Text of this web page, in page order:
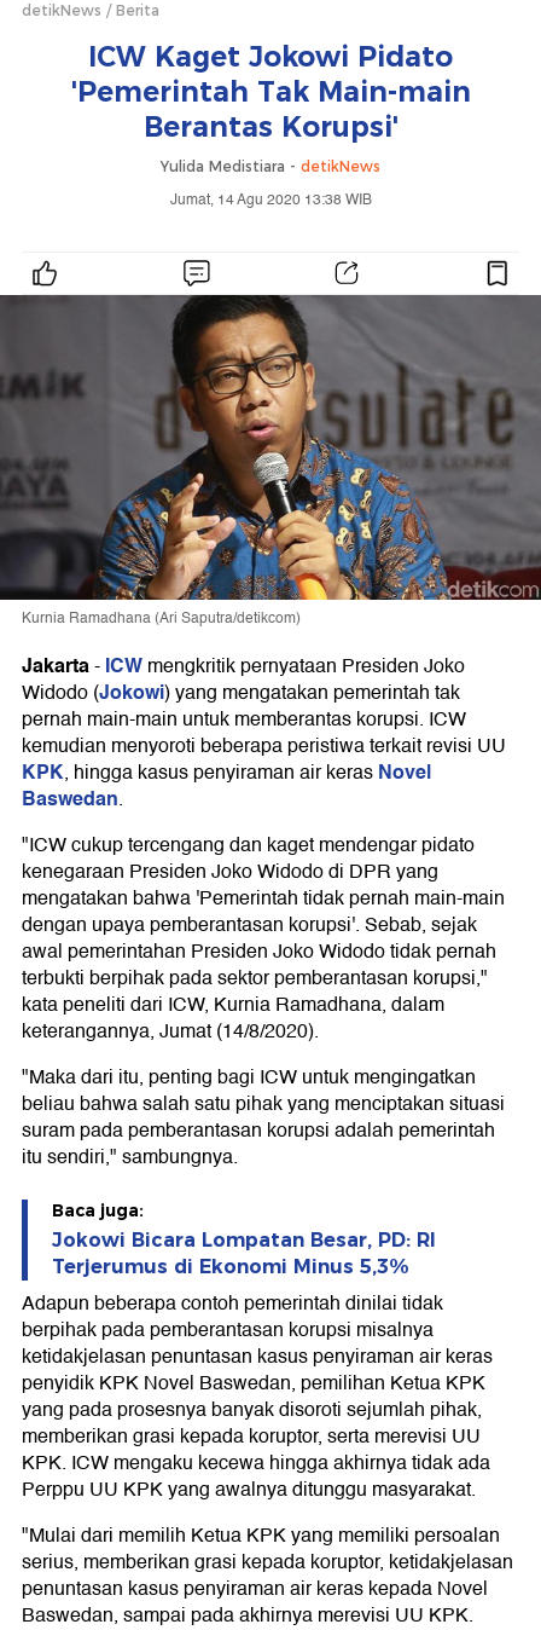
detikNews Berita
ICW Kaget Jokowi Pidato
'Pemerintah Tak Main-main
Berantas Korupsi'
Yulida Medistiara - detikNews
Jumat, 14 Agu 2020 13:38 WIB
Kurnia Ramadhana (Ari Saputra/detikcom)
Jakarta-ICWmengkritik pernyataan Presiden Joko
Widodo (Jokowi) yang mengatakan pemerintah tak
pernah main-main untuk memberantas korupsi. ICW
kemudian menyoroti beberapa peristiwa terkait revisi UU
KPK, hingga kasus penyiraman air kerasNovel
Baswedan.
"ICW cukup tercengang dan kaget mendengar pidato
kenegaraan Presiden Joko Widodo di DPR yang
mengatakan bahwa 'Pemerintah tidak pernah main-main
dengan upaya pemberantasan korupsi'. Sebab, sejak
awal pemerintahan Presiden Joko Widodo tidak pernah
terbukti berpihak pada sektor pemberantasan korupsi,"
kata peneliti dari ICW, Kurnia Ramadhana, dalam
keterangannya, Jumat (14/8/2020).
"Maka dari itu, penting bagi ICW untuk mengingatkan
beliau bahwa salah satu pihak yang menciptakan situasi
suram pada pemberantasan korupsi adalah pemerintah
itu sendiri," sambungnya.
Baca juga:
Jokowi Bicara Lompatan Besar, PD: RI
Terjerumus di Ekonomi Minus 5,3%
Adapun beberapa contoh pemerintah dinilai tidak
berpihak pada pemberantasan korupsi misalnya
ketidakjelasan penuntasan kasus penyiraman air keras
penyidik KPK Novel Baswedan, pemilihan Ketua KPK
yang pada prosesnya banyak disoroti sejumlah pihak,
memberikan grasi kepada koruptor, serta merevisi UU
KPK. ICW mengaku kecewa hingga akhirnya tidak ada
Perppu UU KPK yang awalnya ditunggu masyarakat.
"Mulai dari memilih Ketua KPK yang memiliki persoalan
serius, memberikan grasi kepada koruptor, ketidakjelasan
penuntasan kasus penyiraman air keras kepada Novel
Baswedan, sampai pada akhirnya merevisi UU KPK.